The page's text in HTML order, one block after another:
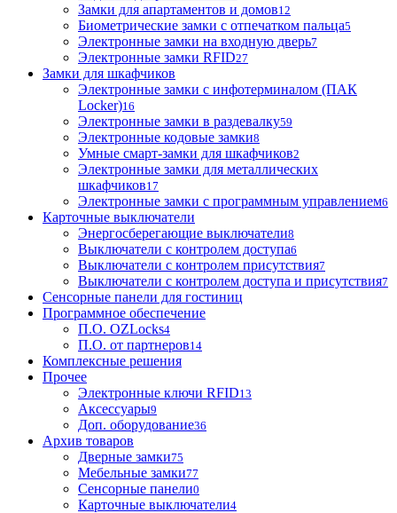
Замки для апартаментов и домов12
Биометрические замки с отпечатком пальца5
Электронные замки на входную дверь7
Электронные замки RFID27
Замки для шкафчиков
Электронные замки с инфотерминалом (ПАК
Locker)16
Электронные замки в раздевалку59
Электронные кодовые замки8
Умные смарт-замки для шкафчиков2
Электронные замки для металлических
шкафчиков17
Электронные замки с программным управлением6
Карточные выключатели
Энергосберегающие выключатели8
Выключатели с контролем доступа6
Выключатели с контролем присутствия7
Выключатели с контролем доступа и присутствия7
Сенсорные панели для гостиниц
Программное обеспечение
П.О. OZLocks4
П.О. от партнеров14
Комплексные решения
Прочее
Электронные ключи RFID13
Аксессуары9
Доп. оборудование36
Архив товаров
Дверные замки75
Мебельные замки77
Сенсорные панели0
Карточные выключатели4